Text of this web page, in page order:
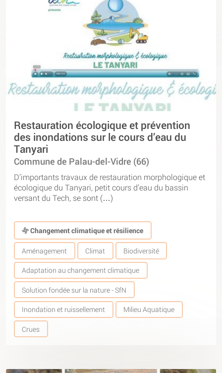
Restauration écologique et prévention
des inondations sur le cours d’eau du
Tanyari
Commune de Palau-del-Vidre (66)
D’importants travaux de restauration morphologique et
écologique du Tanyari, petit cours d’eau du bassin
versant du Tech, se sont (…)
Changement climatique et résilience
Aménagement Climat Biodiversité
Adaptation au changement climatique
Solution fondée sur la nature - SfN
Inondation et ruissellement Milieu Aquatique
Crues